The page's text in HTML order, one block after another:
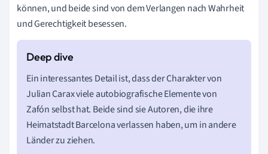
können, und beide sind von dem Verlangen nach Wahrheit
und Gerechtigkeit besessen.
Ein interessantes Detail ist, dass der Charakter von
Julian Carax viele autobiografische Elemente von
Zafón selbst hat. Beide sind sie Autoren, die ihre
Heimatstadt Barcelona verlassen haben, um in andere
Länder zu ziehen.